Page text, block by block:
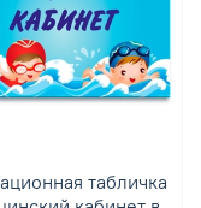
табличка